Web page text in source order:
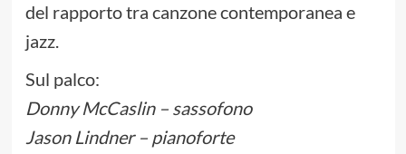
del rapporto tra canzone contemporanea e
jazz.
Sul palco:
Donny McCaslin – sassofono
Jason Lindner – pianoforte